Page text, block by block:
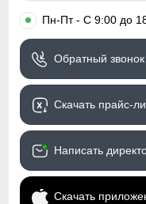
• Пн-Пт - С 9:00 до
Обратный звонок
Скачать прайс-
Написать
Скачать